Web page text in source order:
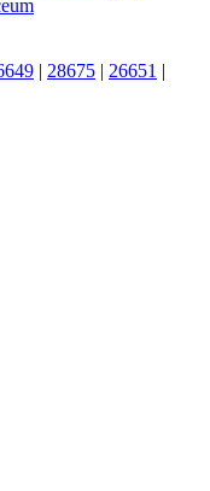
| 28675 | 26651 |